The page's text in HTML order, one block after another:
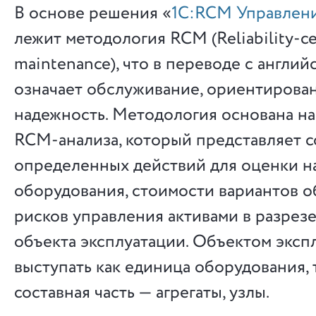
В основе решения «1С:RCM
лежит методология RCM (Reliability-
maintenance), что в переводе с
означает обслуживание,
надежность. Методология основана
RCM-анализа, который представляет
определенных действий для оценки
оборудования, стоимости вариантов
рисков управления активами в
объекта эксплуатации. Объектом
выступать как единица оборудования,
составная часть — агрегаты, узлы.